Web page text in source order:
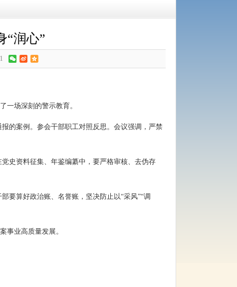
“润心”
一场深刻的警示教育。
的案例。参会干部职工对照反思。会议强调，严禁
史资料征集、年鉴编纂中，要严格审核、去伪存
要算好政治账、名誉账，坚决防止以“采风”“调
事业高质量发展。